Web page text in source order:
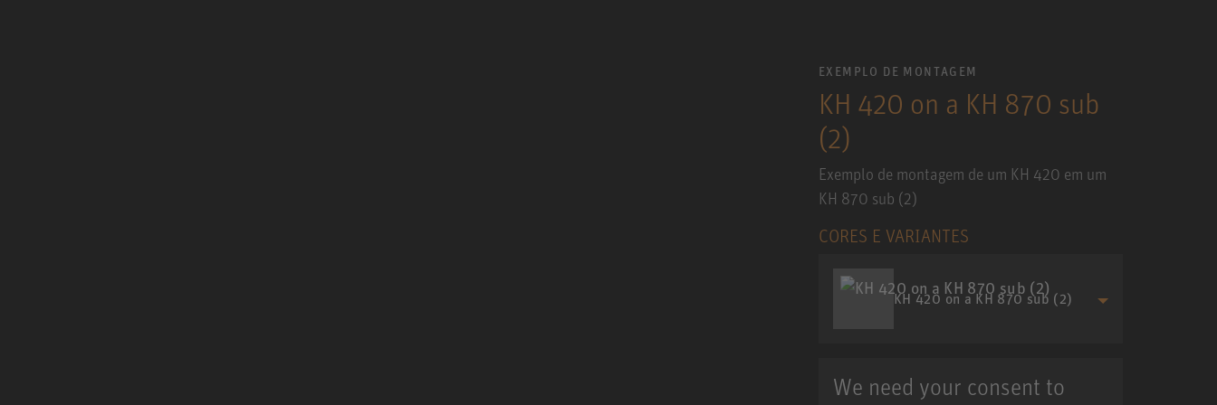
EXEMPLO DE MONTAGEM
KH 420 on a KH 870 sub
(2)
Exemplo de montagem de um KH 420 em um
KH 870 sub (2)
CORES E VARIANTES
KH 420 on a KH 870 sub (2)
We need your consent to